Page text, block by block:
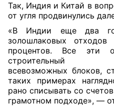
Так, Индия и Китай в
от угля продвинулись
«В Индии еще два
золошлаковых
процентов. Все эти
всевозможных блоков,
таких примерах
рано списывать со
грамотном подходе», —